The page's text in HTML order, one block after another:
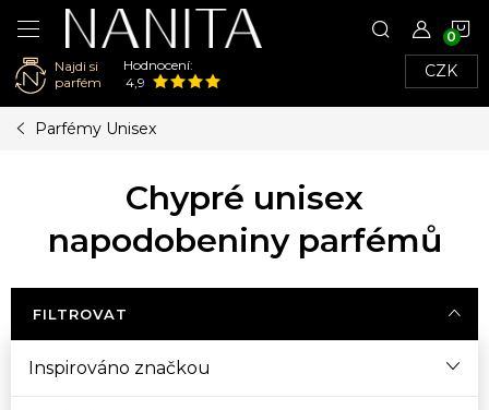
Najdi si
parfém
Hodnocení:
4,9
CZK
Parfémy Unisex
Chypré unisex
napodobeniny parfémů
FILTROVAT
Inspirováno značkou